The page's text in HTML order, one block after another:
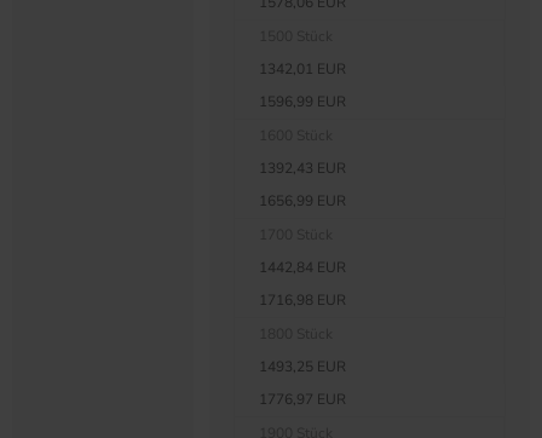
1342,01 EUR
1596,99 EUR
1392,43 EUR
1656,99 EUR
1442,84 EUR
1716,98 EUR
1493,25 EUR
1776,97 EUR